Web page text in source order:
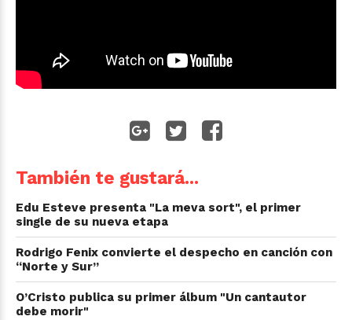
También te gustará...
Edu Esteve presenta "La meva sort", el primer
single de su nueva etapa
Rodrigo Fenix convierte el despecho en canción con
“Norte y Sur”
O’Cristo publica su primer álbum "Un cantautor
debe morir"